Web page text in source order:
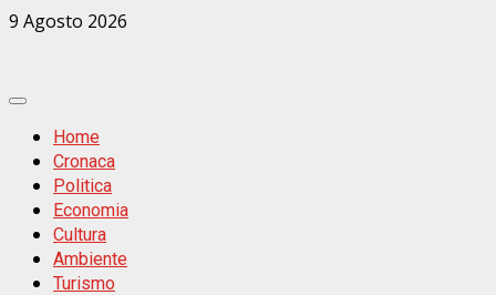
Zum
9 Agosto 2026
Primäres
MenüHome
Cronaca
Politica
Economia
Cultura
Ambiente
Turismo